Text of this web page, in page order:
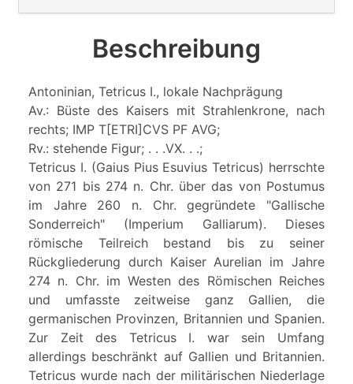
Beschreibung
Antoninian, Tetricus I., lokale Nachprägung
Av.: Büste des Kaisers mit Strahlenkrone, nach
rechts; IMP T[ETRI]CVS PF AVG;
Rv.: stehende Figur; . . .VX. . .;
Tetricus I. (Gaius Pius Esuvius Tetricus) herrschte
von 271 bis 274 n. Chr. über das von Postumus
im Jahre 260 n. Chr. gegründete "Gallische
Sonderreich" (Imperium Galliarum). Dieses
römische Teilreich bestand bis zu seiner
Rückgliederung durch Kaiser Aurelian im Jahre
274 n. Chr. im Westen des Römischen Reiches
und umfasste zeitweise ganz Gallien, die
germanischen Provinzen, Britannien und Spanien.
Zur Zeit des Tetricus I. war sein Umfang
allerdings beschränkt auf Gallien und Britannien.
Tetricus wurde nach der militärischen Niederlage